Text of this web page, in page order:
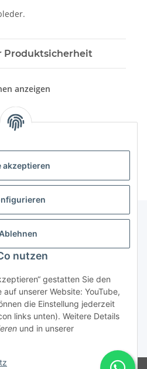
akzeptieren
nutzen
gestatten Sie den
unserer Website: YouTube,
die Einstellung jederzeit
links unten). Weitere Details
und in unserer
Produktsicherheit
anzeigen
widerrufen
zzgl.